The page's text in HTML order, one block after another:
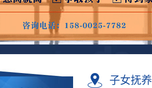
子女抚养